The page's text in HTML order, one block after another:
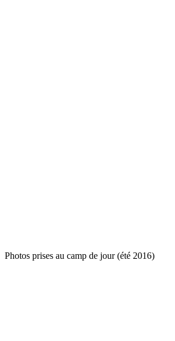
Photos prises au camp de jour (été 2016)